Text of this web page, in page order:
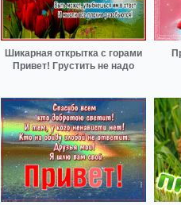
Шикарная открытка с горами
Привет! Грустить не надо